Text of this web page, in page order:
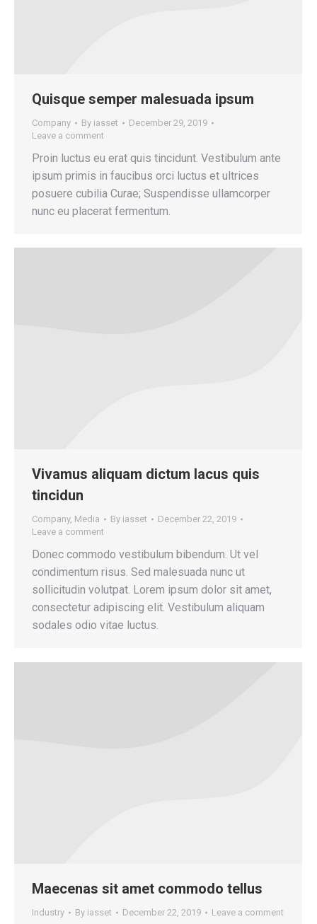
Quisque semper malesuada ipsum
Company By iasset
December 29, 2019
Leave a comment
Proin luctus eu erat quis tincidunt. Vestibulum ante
ipsum primis in faucibus orci luctus et ultrices
posuere cubilia Curae; Suspendisse ullamcorper
nunc eu placerat fermentum.
Vivamus aliquam dictum lacus quis
tincidun
Company, Media By iasset
December 22, 2019
Leave a comment
Donec commodo vestibulum bibendum. Ut vel
condimentum risus. Sed malesuada nunc ut
sollicitudin volutpat. Lorem ipsum dolor sit amet,
consectetur adipiscing elit. Vestibulum aliquam
sodales odio vitae luctus.
Maecenas sit amet commodo tellus
Industry By iasset December 22, 2019 Leave a comment